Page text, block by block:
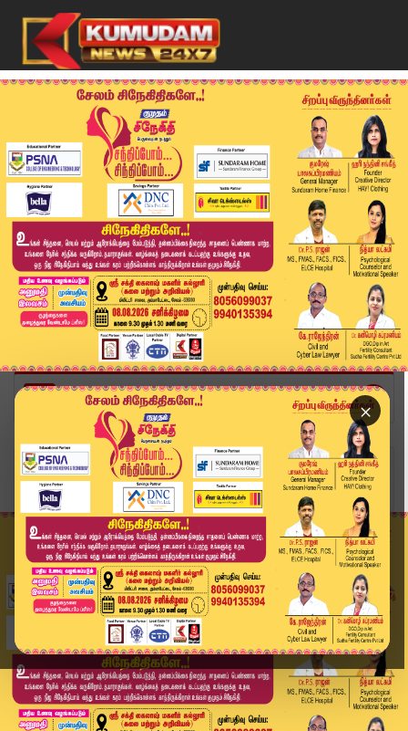
×
Home
வீடியோ ஸ்டோரி
Karur Stampede | அரசியல் வரலாற்றில் நடைபெறாத து...